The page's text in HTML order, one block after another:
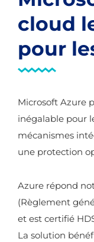
cloud
pour
Microsoft Azure
inégalable pour
mécanismes
une protection
Azure répond
(Règlement
et est certifié
La solution